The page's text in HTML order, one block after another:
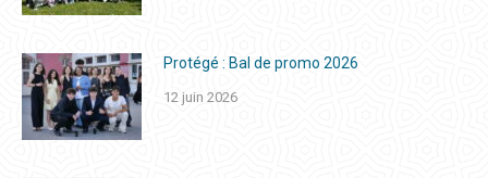
Protégé : Bal de promo 2026
12 juin 2026